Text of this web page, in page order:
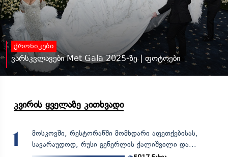
ქრონიკები
ვარსკვლავები Met Gala 2025-ზე | ფოტოები
კვირის ყველაზე კითხვადი
1
მოსკოვში, რესტორანში მომხდარი აფეთქებისას,
სავარაუდოდ, რუსი გენერლის ქალიშვილი და...